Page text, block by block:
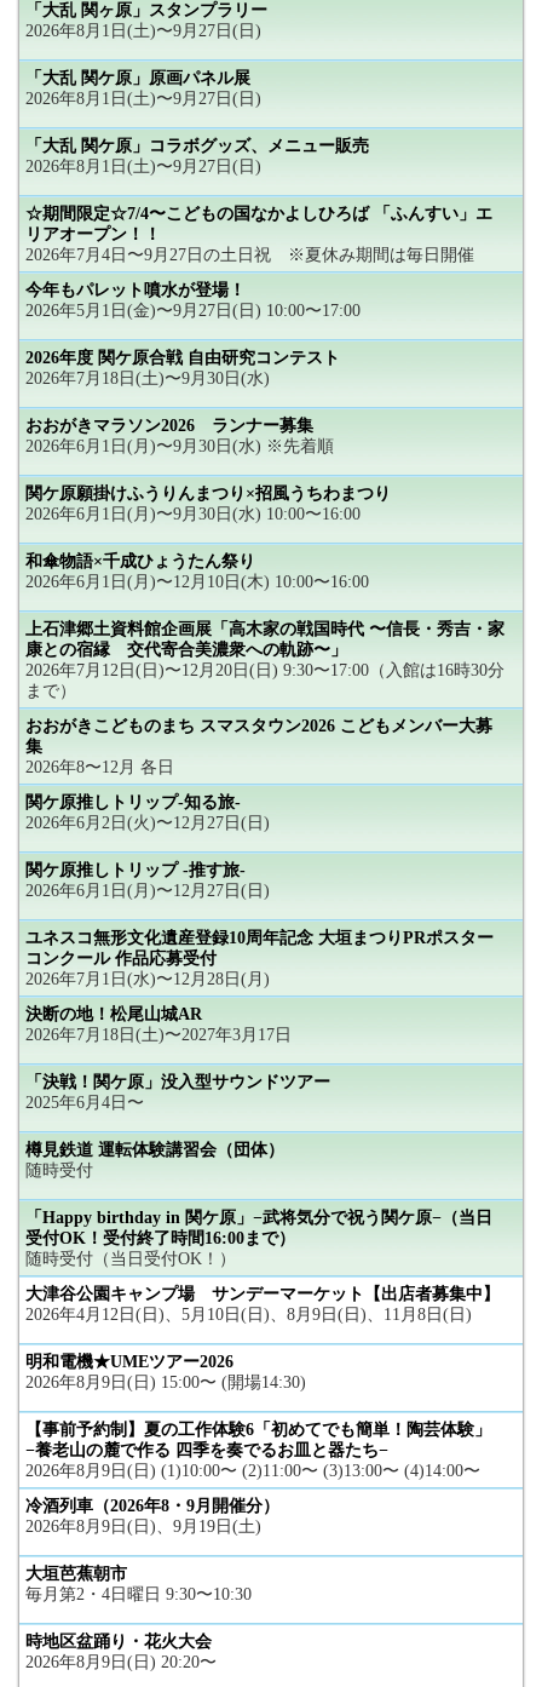
「大乱 関ヶ原」スタンプラリー
2026年8月1日(土)〜9月27日(日)
「大乱 関ケ原」原画パネル展
2026年8月1日(土)〜9月27日(日)
「大乱 関ケ原」コラボグッズ、メニュー販売
2026年8月1日(土)〜9月27日(日)
☆期間限定☆7/4〜こどもの国なかよしひろば 「ふんすい」エ
リアオープン！！
2026年7月4日〜9月27日の土日祝 ※夏休み期間は毎日開催
今年もパレット噴水が登場！
2026年5月1日(金)〜9月27日(日) 10:00〜17:00
2026年度 関ケ原合戦 自由研究コンテスト
2026年7月18日(土)〜9月30日(水)
おおがきマラソン2026 ランナー募集
2026年6月1日(月)〜9月30日(水) ※先着順
関ケ原願掛けふうりんまつり×招風うちわまつり
2026年6月1日(月)〜9月30日(水) 10:00〜16:00
和傘物語×千成ひょうたん祭り
2026年6月1日(月)〜12月10日(木) 10:00〜16:00
上石津郷土資料館企画展「高木家の戦国時代 〜信長・秀吉・家
康との宿縁 交代寄合美濃衆への軌跡〜」
2026年7月12日(日)〜12月20日(日) 9:30〜17:00（入館は16時30分
まで）
おおがきこどものまち スマスタウン2026 こどもメンバー大募
集
2026年8〜12月 各日
関ケ原推しトリップ-知る旅-
2026年6月2日(火)〜12月27日(日)
関ケ原推しトリップ -推す旅-
2026年6月1日(月)〜12月27日(日)
ユネスコ無形文化遺産登録10周年記念 大垣まつりPRポスター
コンクール 作品応募受付
2026年7月1日(水)〜12月28日(月)
決断の地！松尾山城AR
2026年7月18日(土)〜2027年3月17日
「決戦！関ケ原」没入型サウンドツアー
2025年6月4日〜
樽見鉄道 運転体験講習会（団体）
随時受付
「Happy birthday in 関ケ原」−武将気分で祝う関ケ原−（当日
受付OK！受付終了時間16:00まで）
随時受付（当日受付OK！）
大津谷公園キャンプ場 サンデーマーケット【出店者募集中】
2026年4月12日(日)、5月10日(日)、8月9日(日)、11月8日(日)
明和電機★UMEツアー2026
2026年8月9日(日) 15:00〜 (開場14:30)
【事前予約制】夏の工作体験6「初めてでも簡単！陶芸体験」
−養老山の麓で作る 四季を奏でるお皿と器たち−
2026年8月9日(日) (1)10:00〜 (2)11:00〜 (3)13:00〜 (4)14:00〜
冷酒列車（2026年8・9月開催分）
2026年8月9日(日)、9月19日(土)
大垣芭蕉朝市
毎月第2・4日曜日 9:30〜10:30
時地区盆踊り・花火大会
2026年8月9日(日) 20:20〜